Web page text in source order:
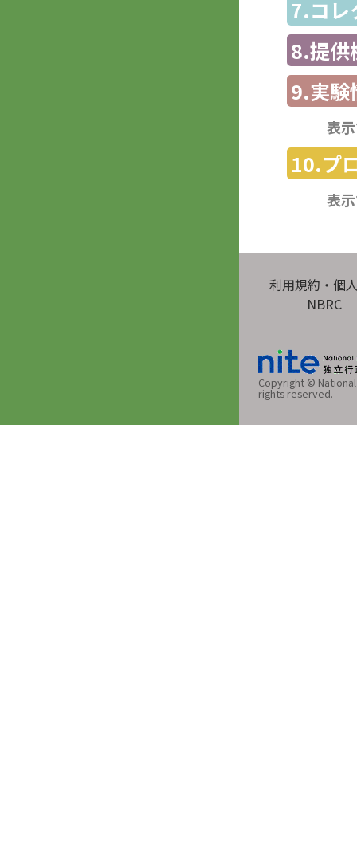
7.コレ
8.提供
9.実験
表
10.プ
表
利用規約・個
NBRC
Copyright ©
rights reserved.